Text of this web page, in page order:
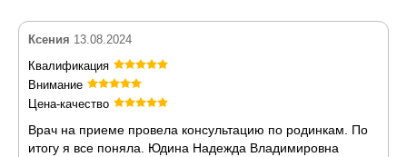
Ксения 13.08.2024
Квалификация
Внимание
Цена-качество
Врач на приеме провела консультацию по родинкам. По
итогу я все поняла. Юдина Надежда Владимировна